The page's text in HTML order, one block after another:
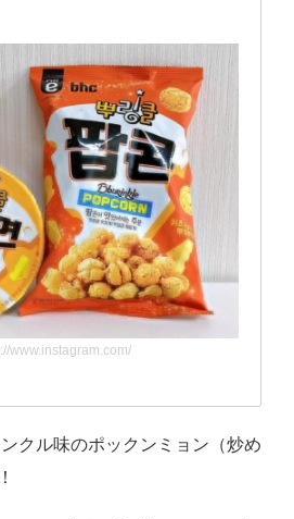
www.instagram.com/
クル味のポックンミョン（炒め